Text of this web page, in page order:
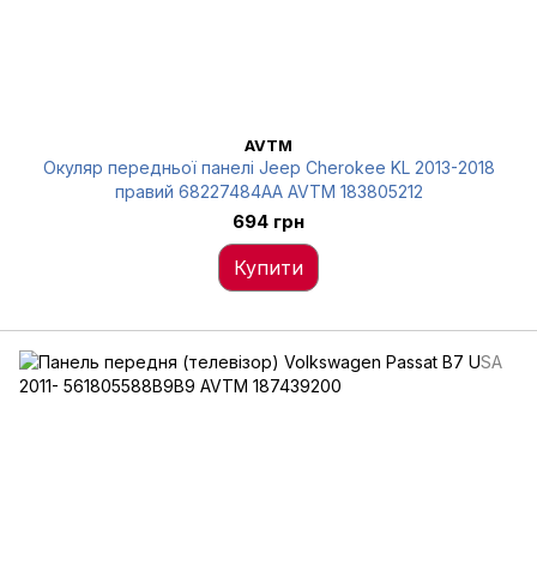
AVTM
Окуляр передньої панелі Jeep Cherokee KL 2013-2018
правий 68227484AA AVTM 183805212
694 грн
Купити